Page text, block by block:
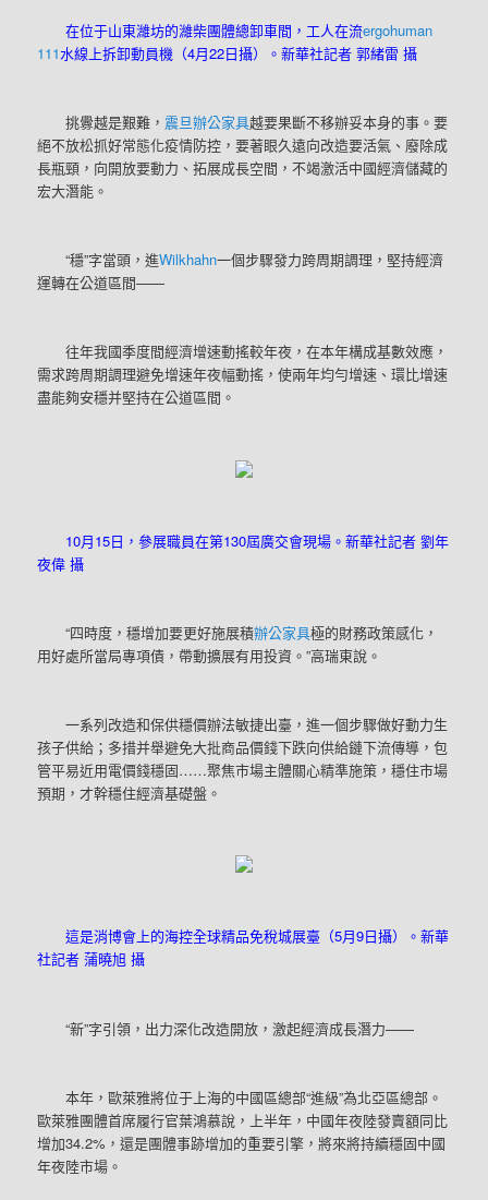
在位于山東濰坊的濰柴團體總卸車間，工人在流ergohuman
111水線上拆卸動員機（4月22日攝）。新華社記者 郭緒雷 攝
挑釁越是艱難， 震旦辦公家具越要果斷不移辦妥本身的事。要
絕不放松抓好常態化疫情防控，要著眼久遠向改造要活氣、廢除成
長瓶頸，向開放要動力、拓展成長空間，不竭激活中國經濟儲藏的
宏大潛能。
“穩”字當頭，進Wilkhahn一個步驟發力跨周期調理，堅持經濟
運轉在公道區間——
往年我國季度間經濟增速動搖較年夜，在本年構成基數效應，
需求跨周期調理避免增速年夜幅動搖，使兩年均勻增速、環比增速
盡能夠安穩并堅持在公道區間。
10月15日，參展職員在第130屆廣交會現場。新華社記者 劉年
夜偉 攝
“四時度，穩增加要更好施展積辦公家具極的財務政策感化，
用好處所當局專項債，帶動擴展有用投資。”高瑞東說。
一系列改造和保供穩價辦法敏捷出臺，進一個步驟做好動力生
孩子供給；多措并舉避免大批商品價錢下跌向供給鏈下流傳導，包
管平易近用電價錢穩固……聚焦市場主體關心精準施策，穩住市場
預期，才幹穩住經濟基礎盤。
這是消博會上的海控全球精品免稅城展臺（5月9日攝）。新華
社記者 蒲曉旭 攝
“新”字引領，出力深化改造開放，激起經濟成長潛力——
本年，歐萊雅將位于上海的中國區總部“進級”為北亞區總部。
歐萊雅團體首席履行官葉鴻慕說，上半年，中國年夜陸發賣額同比
增加34.2%，還是團體事跡增加的重要引擎，將來將持續穩固中國
年夜陸市場。